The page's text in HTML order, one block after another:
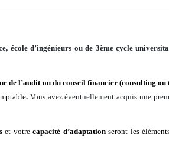
école d’ingénieurs ou de 3ème cycle
de l’audit ou du conseil financier (consulting
.Vous avez éventuellement acquis une
et votrecapacité d’adaptationseront les